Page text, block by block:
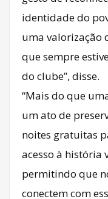
identidade do
uma valorização
que sempre
do clube”, disse.
“Mais do que
um ato de
noites gratuitas
acesso à história
permitindo que
conectem com